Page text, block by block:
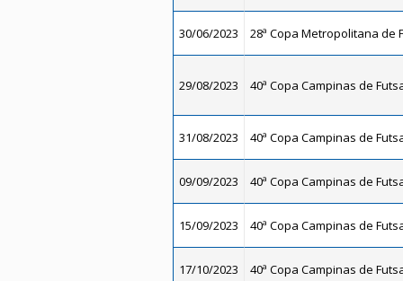
30/06/2023 28ª Copa Metropolitana de
29/08/2023 40ª Copa Campinas de
31/08/2023 40ª Copa Campinas de
09/09/2023 40ª Copa Campinas de
15/09/2023 40ª Copa Campinas de
17/10/2023 40ª Copa Campinas de